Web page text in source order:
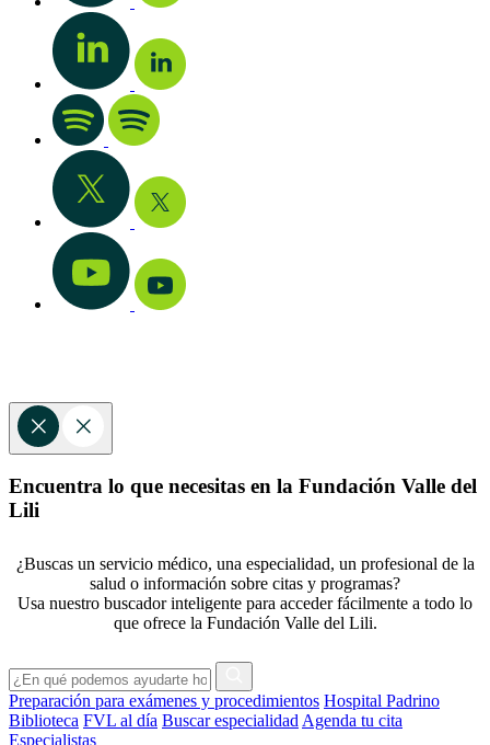
Encuentra lo que necesitas en la Fundación Valle del
Lili
¿Buscas un servicio médico, una especialidad, un profesional de la
salud o información sobre citas y programas?
Usa nuestro buscador inteligente para acceder fácilmente a todo lo
que ofrece la Fundación Valle del Lili.
Preparación para exámenes y procedimientos Hospital Padrino
Biblioteca FVL al día Buscar especialidad Agenda tu cita
Especialistas